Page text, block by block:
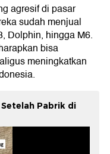
agresif di pasar
sudah menjual
Dolphin, hingga M6.
bisa
meningkatkan
Setelah Pabrik di